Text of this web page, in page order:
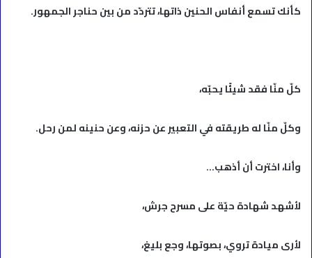
كأنك تسمع أنفاس الحنين ذاتها، تتردّد من بين حناجر الجمهور.
كلّ منّا فقد شيئًا يحبّه،
وكلّ منّا له طريقته في التعبير عن حزنه، وعن حنينه لمن رحل.
وأنا، اخترت أن أذهب…
لأشهد شهادة حيّة على مسرح جرش،
لأرى ميادة تروي، بصوتها، وجع بليغ،